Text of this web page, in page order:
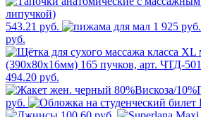
543.21 руб. 1 925 руб.
руб.
494.20 руб.
руб.